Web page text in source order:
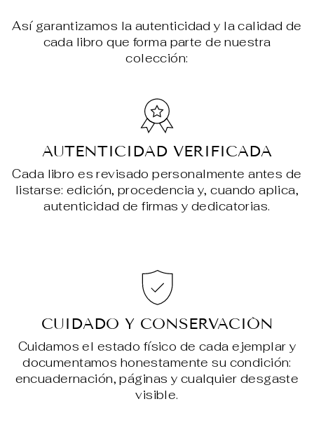
Así garantizamos la autenticidad y la calidad de
cada libro que forma parte de nuestra
colección:
AUTENTICIDAD VERIFICADA
Cada libro es revisado personalmente antes de
listarse: edición, procedencia y, cuando aplica,
autenticidad de firmas y dedicatorias.
CUIDADO Y CONSERVACIÓN
Cuidamos el estado físico de cada ejemplar y
documentamos honestamente su condición:
encuadernación, páginas y cualquier desgaste
visible.